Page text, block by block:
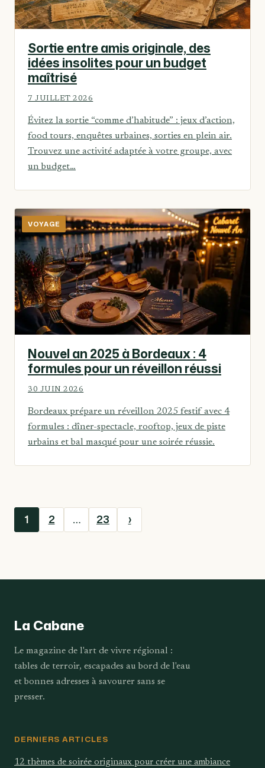
Sortie entre amis originale, des
idées insolites pour un budget
maîtrisé
7 JUILLET 2026
Évitez la sortie “comme d’habitude” : jeux d’action,
food tours, enquêtes urbaines, sorties en plein air.
Trouvez une activité adaptée à votre groupe, avec
un budget…
VOYAGE
Nouvel an 2025 à Bordeaux : 4
formules pour un réveillon réussi
30 JUIN 2026
Bordeaux prépare un réveillon 2025 festif avec 4
formules : dîner-spectacle, rooftop, jeux de piste
urbains et bal masqué pour une soirée réussie.
1 2 … 23 ›
La Cabane
Le magazine de l'art de vivre régional :
tables de terroir, escapades au bord de l'eau
et bonnes adresses à savourer sans se
presser.
DERNIERS ARTICLES
12 thèmes de soirée originaux pour créer une ambiance